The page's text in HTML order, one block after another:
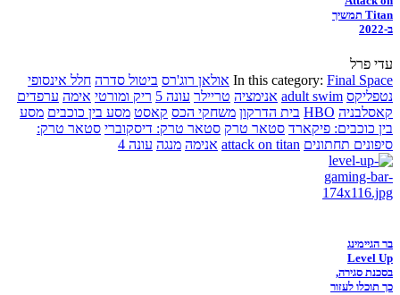
Titan תמשיך
ב-2022
עדי פרל
In this category: Final Space אולאן רוג'רס ביטול סדרה חלל אינסופי
נטפליקס adult swim אנימציה טריילר עונה 5 ריק ומורטי אימה ערפדים
קאסלבניה HBO בית הדרקון משחקי הכס קאסט מסע בין כוכבים מסע
בין כוכבים: פיקארד סטאר טרק סטאר טרק: דיסקוברי סטאר טרק:
סיפונים תחתונים attack on titan אנימה מנגה עונה 4
בר הגיימינג
Level Up
בסכנת סגירה,
כך תוכלו לעזור